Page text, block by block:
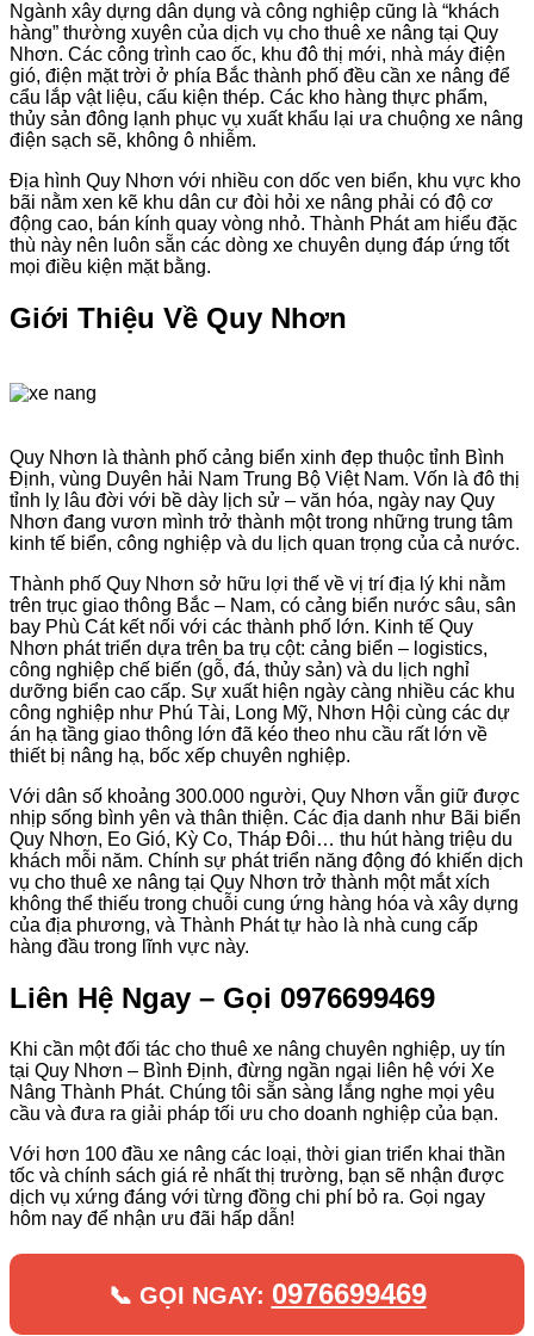
Ngành xây dựng dân dụng và công nghiệp cũng là “khách
hàng” thường xuyên của dịch vụ cho thuê xe nâng tại Quy
Nhơn. Các công trình cao ốc, khu đô thị mới, nhà máy điện
gió, điện mặt trời ở phía Bắc thành phố đều cần xe nâng để
cẩu lắp vật liệu, cấu kiện thép. Các kho hàng thực phẩm,
thủy sản đông lạnh phục vụ xuất khẩu lại ưa chuộng xe nâng
điện sạch sẽ, không ô nhiễm.
Địa hình Quy Nhơn với nhiều con dốc ven biển, khu vực kho
bãi nằm xen kẽ khu dân cư đòi hỏi xe nâng phải có độ cơ
động cao, bán kính quay vòng nhỏ. Thành Phát am hiểu đặc
thù này nên luôn sẵn các dòng xe chuyên dụng đáp ứng tốt
mọi điều kiện mặt bằng.
Giới Thiệu Về Quy Nhơn
Quy Nhơn là thành phố cảng biển xinh đẹp thuộc tỉnh Bình
Định, vùng Duyên hải Nam Trung Bộ Việt Nam. Vốn là đô thị
tỉnh lỵ lâu đời với bề dày lịch sử – văn hóa, ngày nay Quy
Nhơn đang vươn mình trở thành một trong những trung tâm
kinh tế biển, công nghiệp và du lịch quan trọng của cả nước.
Thành phố Quy Nhơn sở hữu lợi thế về vị trí địa lý khi nằm
trên trục giao thông Bắc – Nam, có cảng biển nước sâu, sân
bay Phù Cát kết nối với các thành phố lớn. Kinh tế Quy
Nhơn phát triển dựa trên ba trụ cột: cảng biển – logistics,
công nghiệp chế biến (gỗ, đá, thủy sản) và du lịch nghỉ
dưỡng biển cao cấp. Sự xuất hiện ngày càng nhiều các khu
công nghiệp như Phú Tài, Long Mỹ, Nhơn Hội cùng các dự
án hạ tầng giao thông lớn đã kéo theo nhu cầu rất lớn về
thiết bị nâng hạ, bốc xếp chuyên nghiệp.
Với dân số khoảng 300.000 người, Quy Nhơn vẫn giữ được
nhịp sống bình yên và thân thiện. Các địa danh như Bãi biển
Quy Nhơn, Eo Gió, Kỳ Co, Tháp Đôi… thu hút hàng triệu du
khách mỗi năm. Chính sự phát triển năng động đó khiến dịch
vụ cho thuê xe nâng tại Quy Nhơn trở thành một mắt xích
không thể thiếu trong chuỗi cung ứng hàng hóa và xây dựng
của địa phương, và Thành Phát tự hào là nhà cung cấp
hàng đầu trong lĩnh vực này.
Liên Hệ Ngay – Gọi 0976699469
Khi cần một đối tác cho thuê xe nâng chuyên nghiệp, uy tín
tại Quy Nhơn – Bình Định, đừng ngần ngại liên hệ với Xe
Nâng Thành Phát. Chúng tôi sẵn sàng lắng nghe mọi yêu
cầu và đưa ra giải pháp tối ưu cho doanh nghiệp của bạn.
Với hơn 100 đầu xe nâng các loại, thời gian triển khai thần
tốc và chính sách giá rẻ nhất thị trường, bạn sẽ nhận được
dịch vụ xứng đáng với từng đồng chi phí bỏ ra. Gọi ngay
hôm nay để nhận ưu đãi hấp dẫn!
📞 GỌI NGAY: 0976699469